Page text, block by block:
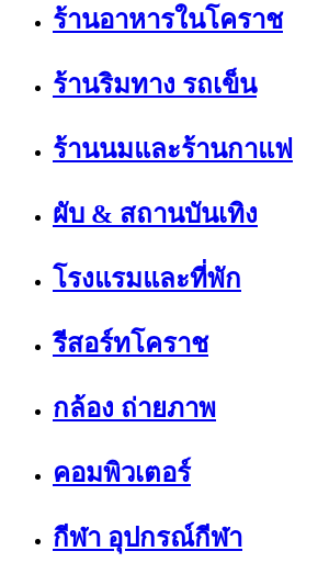
ร้านอาหารในโคราช
ร้านริมทาง รถเข็น
ร้านนมและร้านกาแฟ
ผับ & สถานบันเทิง
โรงแรมและที่พัก
รีสอร์ทโคราช
กล้อง ถ่ายภาพ
คอมพิวเตอร์
กีฬา อุปกรณ์กีฬา